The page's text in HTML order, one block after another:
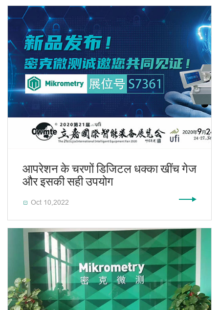
आपरेशन के चरणों डिजिटल धक्का खींच गेज
और इसकी सही उपयोग
 Oct 10,2022